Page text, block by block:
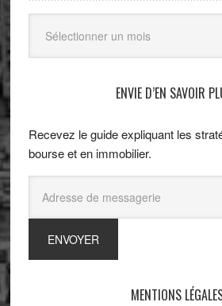
ENVIE D’EN SAVOIR
Recevez le guide expliquant les
bourse et en immobilier.
MENTIONS